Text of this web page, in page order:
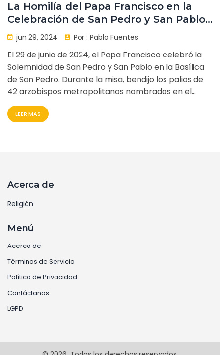
La Homilía del Papa Francisco en la
Celebración de San Pedro y San Pablo
2024: Un Llamado a la Gracia y la
Misericordia en el Año Jubilar
jun 29, 2024 Por : Pablo Fuentes
El 29 de junio de 2024, el Papa Francisco celebró la
Solemnidad de San Pedro y San Pablo en la Basílica
de San Pedro. Durante la misa, bendijo los palios de
42 arzobispos metropolitanos nombrados en el
último año. Reflexionó sobre la liberación y
transformación de los apóstoles, comparándolas
LEER MAS
Acerca de
Religión
Menú
Acerca de
Términos de Servicio
Política de Privacidad
Contáctanos
LGPD